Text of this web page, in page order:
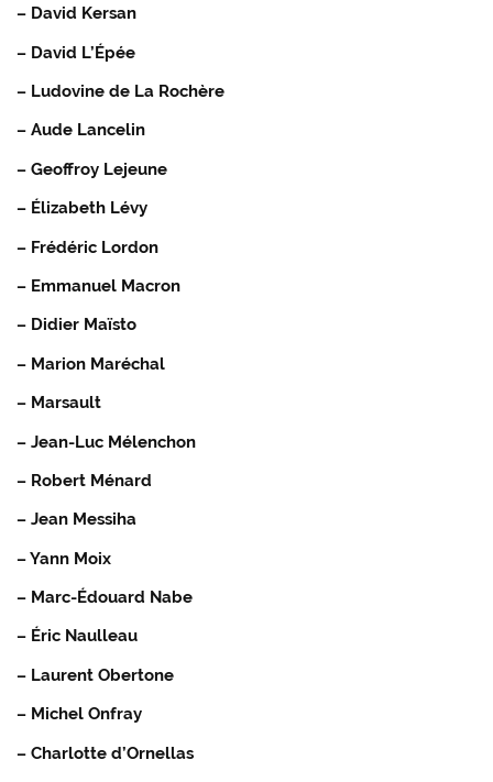
– David Kersan
– David L’Épée
– Ludovine de La Rochère
– Aude Lancelin
– Geoffroy Lejeune
– Élizabeth Lévy
– Frédéric Lordon
– Emmanuel Macron
– Didier Maïsto
– Marion Maréchal
– Marsault
– Jean-Luc Mélenchon
– Robert Ménard
– Jean Messiha
– Yann Moix
– Marc-Édouard Nabe
– Éric Naulleau
– Laurent Obertone
– Michel Onfray
– Charlotte d’Ornellas